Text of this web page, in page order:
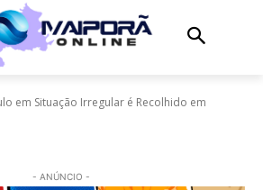
em Situação Irregular é Recolhido em
- ANÚNCIO -